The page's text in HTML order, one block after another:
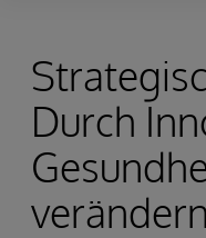
Durch
verändern